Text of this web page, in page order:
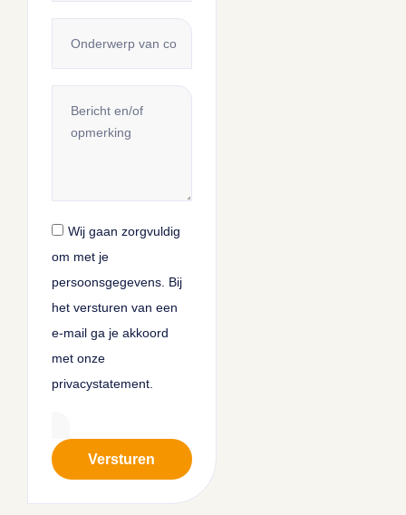
Wij gaan zorgvuldig
om met je
persoonsgegevens. Bij
het versturen van een
e-mail ga je akkoord
met onze
privacystatement.
Versturen